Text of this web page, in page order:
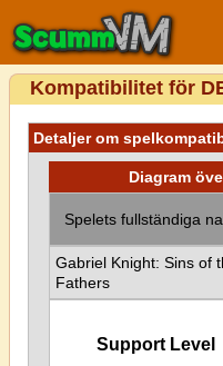
Kompatibilitet för
Detaljer om
Diagram
Spelets fullständiga
Gabriel Knight: Sins of
Fathers
Support Level